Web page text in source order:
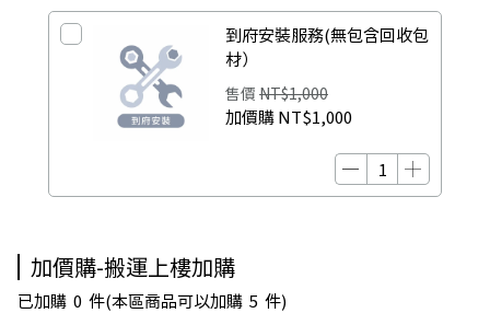
到府安裝服務(無包含回收包
材）
售價 NT$1,000
加價購NT$1,000
加價購-搬運上樓加購
已加購 0 件(本區商品可以加購 5 件)